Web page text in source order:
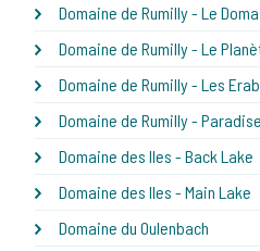
Domaine de Rumilly - Le
Domaine de Rumilly - Le
Domaine de Rumilly - Les
Domaine de Rumilly -
Domaine des Iles - Back Lake
Domaine des Iles - Main Lake
Domaine du Oulenbach